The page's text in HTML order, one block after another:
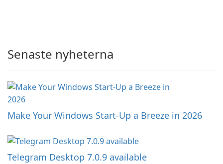
Senaste nyheterna
Make Your Windows Start-Up a Breeze in 2026
Telegram Desktop 7.0.9 available